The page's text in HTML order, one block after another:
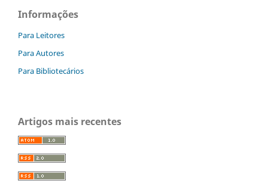
Informações
Para Leitores
Para Autores
Para Bibliotecários
Artigos mais recentes